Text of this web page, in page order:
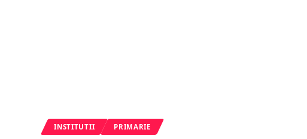
INSTITUTII PRIMARIE